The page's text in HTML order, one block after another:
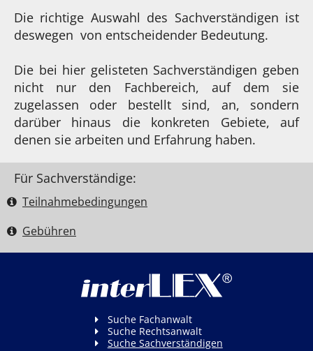
Die richtige Auswahl des Sachverständigen ist
deswegen von entscheidender Bedeutung.
Die bei hier gelisteten Sachverständigen geben
nicht nur den Fachbereich, auf dem sie
zugelassen oder bestellt sind, an, sondern
darüber hinaus die konkreten Gebiete, auf
denen sie arbeiten und Erfahrung haben.
Für Sachverständige:
Teilnahme­bedingungen
Gebühren
Suche Fachanwalt
Suche Rechtsanwalt
Suche Sachverständigen